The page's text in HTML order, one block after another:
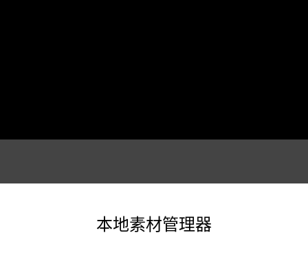
本地素材管理器